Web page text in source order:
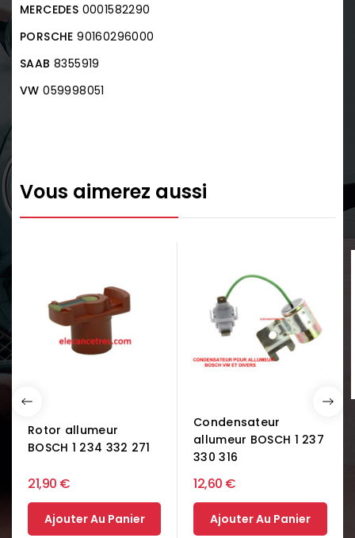
MERCEDES 0001582290
PORSCHE 90160296000
SAAB 8355919
VW 059998051
Vous aimerez aussi
Rotor allumeur
BOSCH 1 234 332 271
21,90 €
Ajouter Au Panier
Condensateur
allumeur BOSCH 1 237
330 316
12,60 €
Ajouter Au Panier